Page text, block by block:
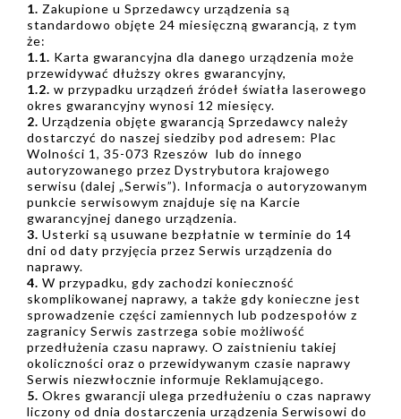
1. Zakupione u Sprzedawcy urządzenia są
standardowo objęte 24 miesięczną gwarancją, z tym
że:
1.1. Karta gwarancyjna dla danego urządzenia może
przewidywać dłuższy okres gwarancyjny,
1.2. w przypadku urządzeń źródeł światła laserowego
okres gwarancyjny wynosi 12 miesięcy.
2. Urządzenia objęte gwarancją Sprzedawcy należy
dostarczyć do naszej siedziby pod adresem: Plac
Wolności 1, 35-073 Rzeszów lub do innego
autoryzowanego przez Dystrybutora krajowego
serwisu (dalej „Serwis”). Informacja o autoryzowanym
punkcie serwisowym znajduje się na Karcie
gwarancyjnej danego urządzenia.
3. Usterki są usuwane bezpłatnie w terminie do 14
dni od daty przyjęcia przez Serwis urządzenia do
naprawy.
4. W przypadku, gdy zachodzi konieczność
skomplikowanej naprawy, a także gdy konieczne jest
sprowadzenie części zamiennych lub podzespołów z
zagranicy Serwis zastrzega sobie możliwość
przedłużenia czasu naprawy. O zaistnieniu takiej
okoliczności oraz o przewidywanym czasie naprawy
Serwis niezwłocznie informuje Reklamującego.
5. Okres gwarancji ulega przedłużeniu o czas naprawy
liczony od dnia dostarczenia urządzenia Serwisowi do